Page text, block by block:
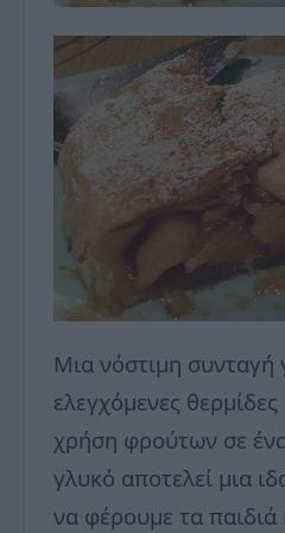
Μια νόστιμη συνταγή
ελεγχόμενες
χρήση φρούτων σε
γλυκό αποτελεί μια
να φέρουμε τα